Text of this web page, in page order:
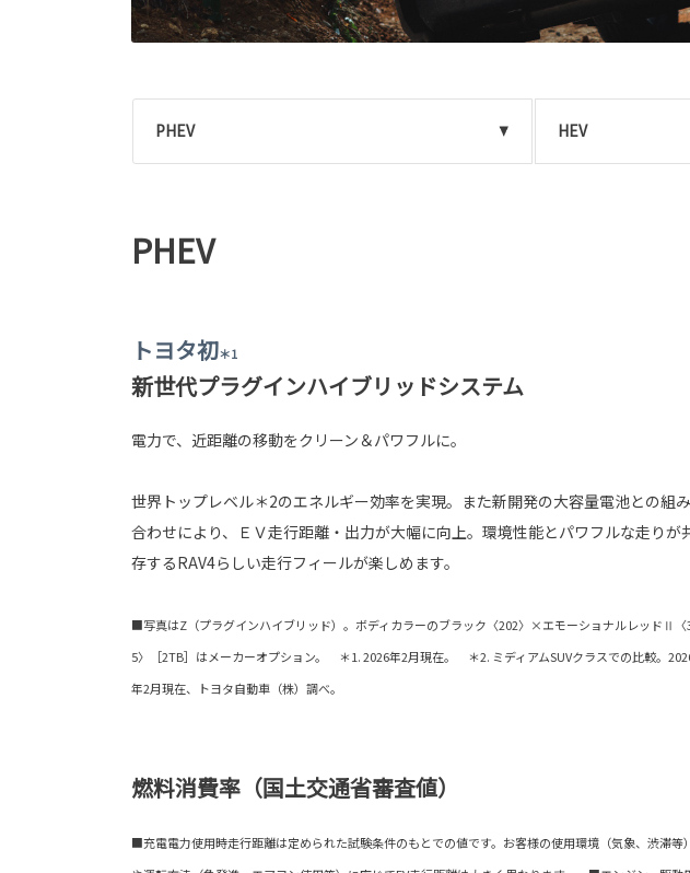
PHEV HEV
PHEV
トヨタ初＊1
新世代プラグインハイブリッドシステム
電力で、近距離の移動をクリーン＆パワフルに。
世界トップレベル＊2のエネルギー効率を実現。また新開発の大容量電池との組み
合わせにより、ＥＶ走行距離・出力が大幅に向上。環境性能とパワフルな走りが
存するRAV4らしい走行フィールが楽しめます。
■写真はZ（プラグインハイブリッド）。ボディカラーのブラック〈202〉×エモーショナルレッドⅡ〈
5〉［2TB］はメーカーオプション。 ＊1. 2026年2月現在。 ＊2. ミディアムSUVクラスでの比較。
年2月現在、トヨタ自動車（株）調べ。
燃料消費率（国土交通省審査値）
■充電電力使用時走行距離は定められた試験条件のもとでの値です。お客様の使用環境（気象、渋滞等）